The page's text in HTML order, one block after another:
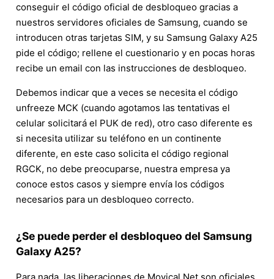
conseguir el código oficial de desbloqueo gracias a
nuestros servidores oficiales de Samsung, cuando se
introducen otras tarjetas SIM, y su Samsung Galaxy A25
pide el código; rellene el cuestionario y en pocas horas
recibe un email con las instrucciones de desbloqueo.
Debemos indicar que a veces se necesita el código
unfreeze MCK (cuando agotamos las tentativas el
celular solicitará el PUK de red), otro caso diferente es
si necesita utilizar su teléfono en un continente
diferente, en este caso solicita el código regional
RGCK, no debe preocuparse, nuestra empresa ya
conoce estos casos y siempre envía los códigos
necesarios para un desbloqueo correcto.
¿Se puede perder el desbloqueo del Samsung
Galaxy A25?